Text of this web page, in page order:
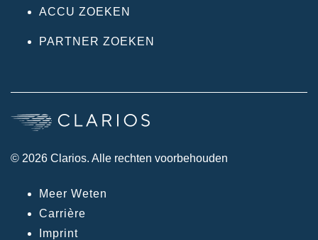
ACCU ZOEKEN
PARTNER ZOEKEN
© 2026 Clarios. Alle rechten voorbehouden
Meer Weten
Carrière
Imprint